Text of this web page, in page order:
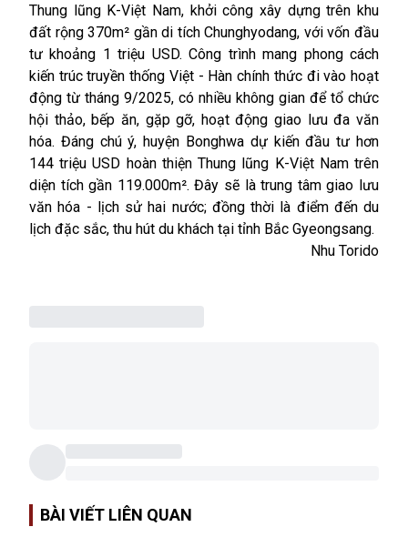
Thung lũng K-Việt Nam, khởi công xây dựng trên khu
đất rộng 370m² gần di tích Chunghyodang, với vốn đầu
tư khoảng 1 triệu USD. Công trình mang phong cách
kiến trúc truyền thống Việt - Hàn chính thức đi vào hoạt
động từ tháng 9/2025, có nhiều không gian để tổ chức
hội thảo, bếp ăn, gặp gỡ, hoạt động giao lưu đa văn
hóa. Đáng chú ý, huyện Bonghwa dự kiến đầu tư hơn
144 triệu USD hoàn thiện Thung lũng K-Việt Nam trên
diện tích gần 119.000m². Đây sẽ là trung tâm giao lưu
văn hóa - lịch sử hai nước; đồng thời là điểm đến du
lịch đặc sắc, thu hút du khách tại tỉnh Bắc Gyeongsang.
Nhu Torido
BÀI VIẾT LIÊN QUAN